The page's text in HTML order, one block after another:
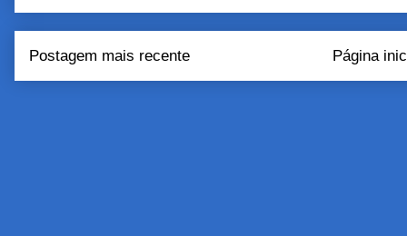
Postagem mais recente Página